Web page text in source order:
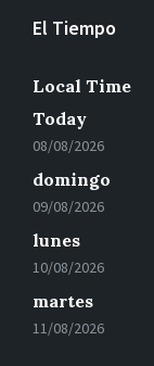
El Tiempo
Local Time
Today
08/08/2026
domingo
09/08/2026
lunes
10/08/2026
martes
11/08/2026